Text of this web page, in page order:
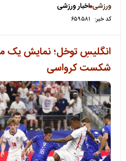
ورزشی اخبار ورزشی
کد خبر: ۶۵۹۵۸۱
انگلیسِ توخل؛ نمایش یک
شکست کرواسی